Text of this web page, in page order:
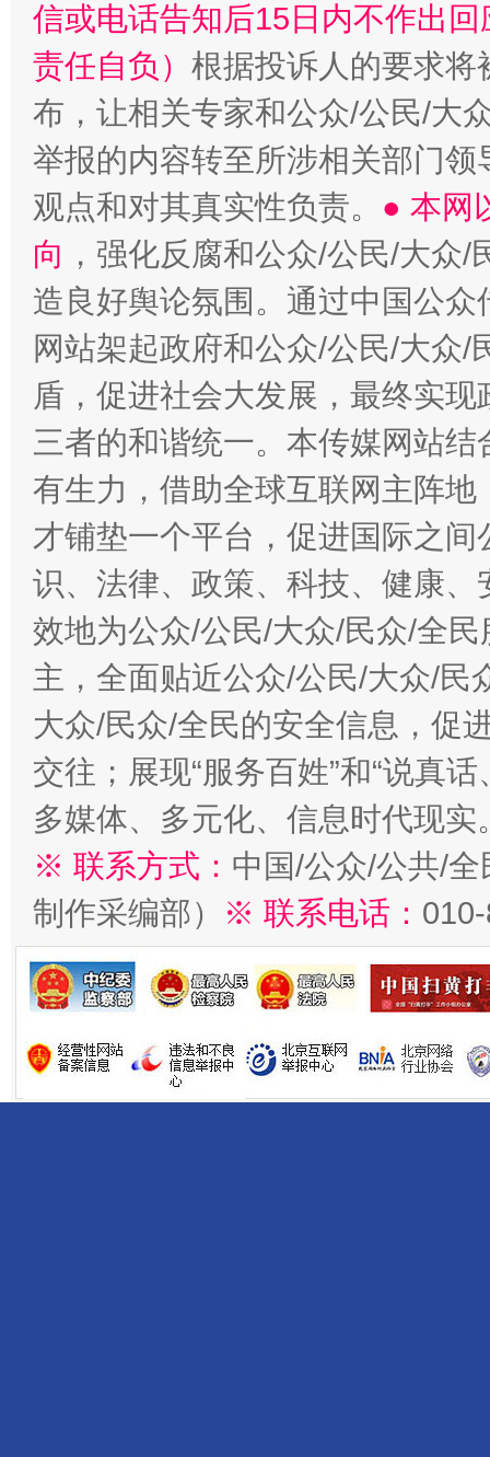
信或电话告知后15日内不作出
责任自负） 根据投诉人的要求将
布，让相关专家和公众/公民/大
举报的内容转至所涉相关部门
观点和对其真实性负责。 ● 本网
向 ，强化反腐和公众/公民/大众
造良好舆论氛围。通过中国公
网站架起政府和公众/公民/大众
盾，促进社会大发展，最终实
三者的和谐统一。本传媒网站
有生力，借助全球互联网主阵
才铺垫一个平台，促进国际之
识、法律、政策、科技、健康
效地为公众/公民/大众/民众/全
主，全面贴近公众/公民/大众/民
大众/民众/全民的安全信息，促
交往；展现“服务百姓”和“说真
多媒体、多元化、信息时代现实
※ 联系方式： 中国/公众/公共/
制作采编部）
※ 联系电话：